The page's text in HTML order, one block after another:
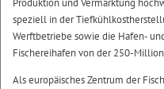
Produktion und Vermarktung
speziell in der
Werftbetriebe sowie die Hafen-
Fischereihafen von der 250-
Als europäisches Zentrum der